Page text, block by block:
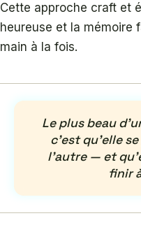
Cette approche craft et
heureuse et la mémoire
main à la fois.
Le plus beau
c’est qu’elle
l’autre — et
finir